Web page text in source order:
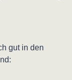
gut in den